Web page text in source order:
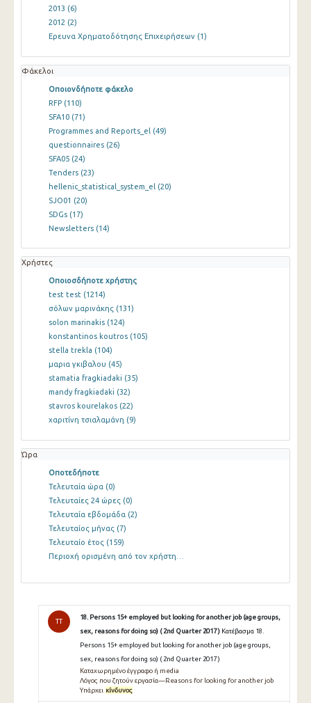
2013 (6)
2012 (2)
Ερευνα Χρηματοδότησης Επιχειρήσεων (1)
Φάκελοι
Οποιονδήποτε φάκελο
RFP (110)
SFA10 (71)
Programmes and Reports_el (49)
questionnaires (26)
SFA05 (24)
Tenders (23)
hellenic_statistical_system_el (20)
SJO01 (20)
SDGs (17)
Newsletters (14)
Χρήστες
Οποιοσδήποτε χρήστης
test test (1214)
σόλων μαρινάκης (131)
solon marinakis (124)
konstantinos koutros (105)
stella trekla (104)
μαρια γκιβαλου (45)
stamatia fragkiadaki (35)
mandy fragkiadaki (32)
stavros kourelakos (22)
χαριτίνη τσιαλαμάνη (9)
Ώρα
Οποτεδήποτε
Τελευταία ώρα (0)
Τελευταίες 24 ώρες (0)
Τελευταία εβδομάδα (2)
Τελευταίος μήνας (7)
Τελευταίο έτος (159)
Περιοχή ορισμένη από τον χρήστη…
TT
18. Persons 15+ employed but looking for another job (age groups,
sex, reasons for doing so) ( 2nd Quarter 2017 ) Κατέβασμα 18.
Persons 15+ employed but looking for another job (age groups,
sex, reasons for doing so) ( 2nd Quarter 2017 )
Καταχωρημένο έγγραφο ή media
Λόγος που ζητούν εργασία—Reasons for looking for another job
Υπάρχει κίνδυνος